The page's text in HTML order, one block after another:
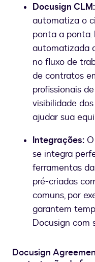
Docusign CLM:
automatiza o
ponta a ponta.
automatizada
no fluxo de
de contratos
profissionais
visibilidade
ajudar sua
Integrações:
se integra
ferramentas
pré-criadas
comuns, por
garantem
Docusign com
Docusign